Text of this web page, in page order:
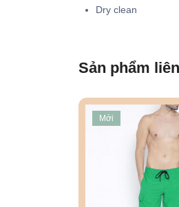
Dry clean
Sản phẩm
Mới